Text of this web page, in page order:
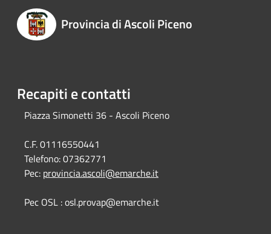
Provincia di Ascoli Piceno
Recapiti e contatti
Piazza Simonetti 36 - Ascoli Piceno
C.F. 01116550441
Telefono:07362771
Pec: provincia.ascoli@emarche.it
Pec OSL : osl.provap@emarche.it